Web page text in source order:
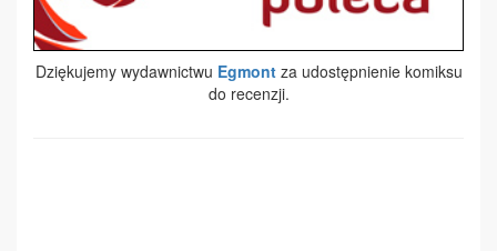
Dziękujemy wydawnictwu Egmontza udostępnienie komiksu
do recenzji.